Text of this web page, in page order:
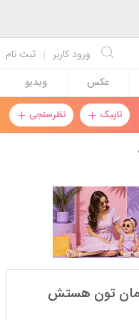
ثبت نام | ورود کاربر
عکس ویدیو
تاپیک نظرسنجی
تون هستش